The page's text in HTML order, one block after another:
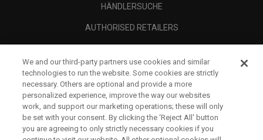
HÄNDLERSUCHE
AUTHORISED RETAILERS
UNTERNEHMENSPROFIL
RECHTLICHES-
We and our third-party partners use cookies and similar
technologies to run the website. Some cookies are strictly
necessary. Others are optional and provide a more
personalized experience, improve the way our websites
work, and support our marketing operations; these will only
be set with your consent. By clicking the ‘Reject All' button
you are agreeing to only strictly necessary cookies if you